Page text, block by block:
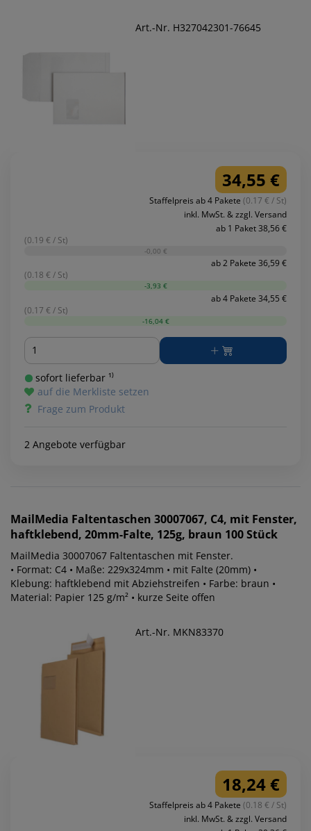
Art.-Nr. H327042301-76645
34,55 €
Staffelpreis ab 4 Pakete (0.17 € / St)
inkl. MwSt. & zzgl. Versand
ab 1 Paket 38,56 €
(0.19 € / St)
-0,00 €
ab 2 Pakete 36,59 €
(0.18 € / St)
-3,93 €
ab 4 Pakete 34,55 €
(0.17 € / St)
-16,04 €
Menge
sofort lieferbar ¹⁾
auf die Merkliste setzen
Frage zum Produkt
2 Angebote verfügbar
MailMedia Faltentaschen 30007067, C4, mit Fenster,
haftklebend, 20mm-Falte, 125g, braun 100 Stück
MailMedia 30007067 Faltentaschen mit Fenster.
• Format: C4 • Maße: 229x324mm • mit Falte (20mm) •
Klebung: haftklebend mit Abziehstreifen • Farbe: braun •
Material: Papier 125 g/m² • kurze Seite offen
Art.-Nr. MKN83370
18,24 €
Staffelpreis ab 4 Pakete (0.18 € / St)
inkl. MwSt. & zzgl. Versand